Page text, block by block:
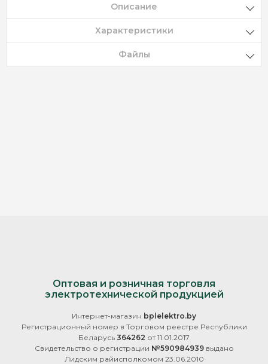
Описание
Характеристики
Файлы
Оптовая и розничная торговля
электротехнической продукцией
Интернет-магазин bplelektro.by
Регистрационный номер в Торговом реестре Республики
Беларусь 364262 от 11.01.2017
Свидетельство о регистрации №590984939выдано
Лидским райисполкомом 23.06.2010